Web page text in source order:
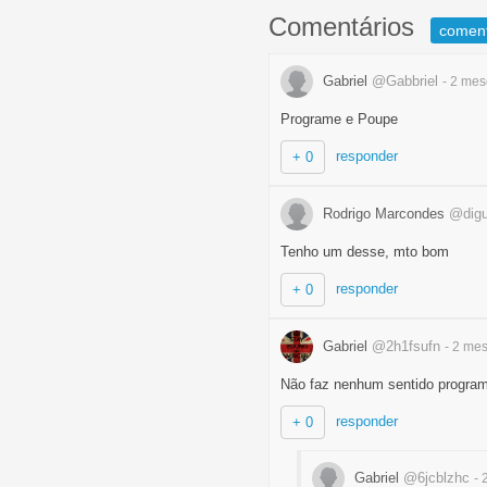
Comentários
Gabriel @Gabbriel - 2
Programe e Poupe
+ 0 responder
Rodrigo Marcondes
Tenho um desse, mto bom
+ 0 responder
Gabriel @2h1fsufn - 2
Não faz nenhum sentido
+ 0 responder
Gabriel @6jcblzhc -